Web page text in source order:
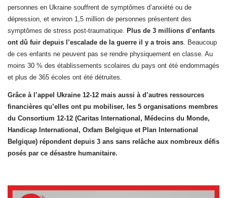
personnes en Ukraine souffrent de symptômes d’anxiété ou de
dépression, et environ 1,5 million de personnes présentent des
symptômes de stress post-traumatique. Plus de 3 millions d’enfants
ont dû fuir depuis l’escalade de la guerre il y a trois ans. Beaucoup
de ces enfants ne peuvent pas se rendre physiquement en classe. Au
moins 30 % des établissements scolaires du pays ont été endommagés
et plus de 365 écoles ont été détruites. ​ ​
Grâce à l’appel Ukraine 12-12 mais aussi à d’autres ressources
financières qu’elles ont pu mobiliser, les 5 organisations membres
du Consortium 12-12 (Caritas International, Médecins du Monde,
Handicap International, Oxfam Belgique et Plan International
Belgique) répondent depuis 3 ans sans relâche aux nombreux défis
posés par ce désastre humanitaire.